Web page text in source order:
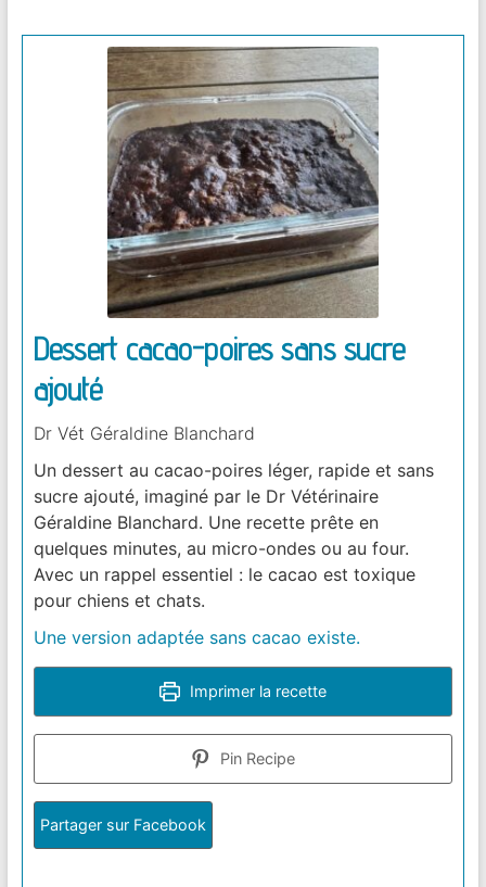
Dessert cacao-poires sans sucre
ajouté
Dr Vét Géraldine Blanchard
Un dessert au cacao-poires léger, rapide et sans
sucre ajouté, imaginé par le Dr Vétérinaire
Géraldine Blanchard. Une recette prête en
quelques minutes, au micro-ondes ou au four.
Avec un rappel essentiel : le cacao est toxique
pour chiens et chats.
Une version adaptée sans cacao existe.
Imprimer la recette
Pin Recipe
Partager sur Facebook